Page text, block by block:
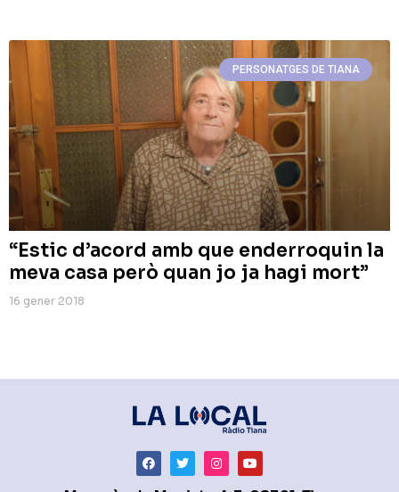
PERSONATGES DE TIANA
“Estic d’acord amb que enderroquin la
meva casa però quan jo ja hagi mort”
16 gener 2018